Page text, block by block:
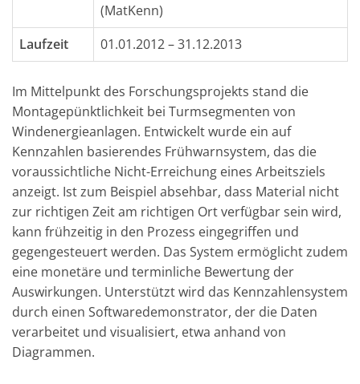
(MatKenn)
Laufzeit
01.01.2012 – 31.12.2013
Im Mittelpunkt des Forschungsprojekts stand die
Montagepünktlichkeit bei Turmsegmenten von
Windenergieanlagen. Entwickelt wurde ein auf
Kennzahlen basierendes Frühwarnsystem, das die
voraussichtliche Nicht-Erreichung eines Arbeitsziels
anzeigt. Ist zum Beispiel absehbar, dass Material nicht
zur richtigen Zeit am richtigen Ort verfügbar sein wird,
kann frühzeitig in den Prozess eingegriffen und
gegengesteuert werden. Das System ermöglicht zudem
eine monetäre und terminliche Bewertung der
Auswirkungen. Unterstützt wird das Kennzahlensystem
durch einen Softwaredemonstrator, der die Daten
verarbeitet und visualisiert, etwa anhand von
Diagrammen.